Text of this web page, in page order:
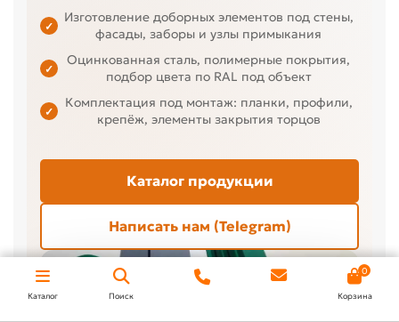
✓
Изготовление доборных элементов под стены,
фасады, заборы и узлы примыкания
✓
Оцинкованная сталь, полимерные покрытия,
подбор цвета по RAL под объект
✓
Комплектация под монтаж: планки, профили,
крепёж, элементы закрытия торцов
Каталог продукции
Написать нам (Telegram)
Под размер узла и цвет объекта
Каталог Поиск
0
Корзина